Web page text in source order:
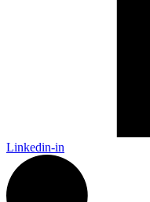
Linkedin-in